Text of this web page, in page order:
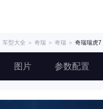
车型大全 ＞ 奇瑞 ＞ 奇瑞 ＞ 奇瑞瑞虎7
图片 参数配置